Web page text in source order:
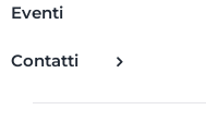
Eventi
Contatti